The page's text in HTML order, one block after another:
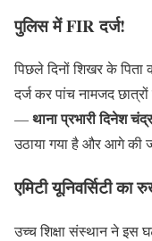
पुलिस में FIR दर्ज!
पिछले दिनों शिखर के
दर्ज कर पांच नामजद
—थाना प्रभारी दिनेश
उठाया गया है और आगे की
एमिटी यूनिवर्सिटी का
उच्च शिक्षा संस्थान ने इस